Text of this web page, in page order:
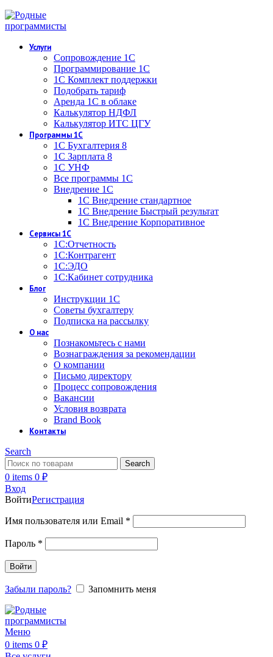
Услуги
Сопровождение 1С
Программирование 1С
1С Комплект поддержки
Подобрать тариф
Аренда 1С в облаке
Калькулятор НДФЛ
Калькулятор ИТС ЦГУ
Программы 1С
1С Бухгалтерия 8
1С Зарплата 8
1С УНФ
Все программы 1С
Внедрение 1С
1С Внедрение стандартное
1С Внедрение Быстрый результат
1С Внедрение Корпоративное
Сервисы 1С
1С:Отчетность
1С:Контрагент
1С:ЭДО
1С:Кабинет сотрудника
Блог
Инструкции 1С
Советы бухгалтеру
Подписка на рассылку
О нас
Познакомьтесь с нами
Вознаграждения за рекомендации
О компании
Письмо директору
Процесс сопровождения
Вакансии
Условия возврата
Brand Book
Контакты
Search
Search
0 items 0 ₽
Вход
ВойтиРегистрация
Имя пользователя или Email *
Пароль *
Войти
Забыли пароль? Запомнить меня
Меню
0 items 0 ₽